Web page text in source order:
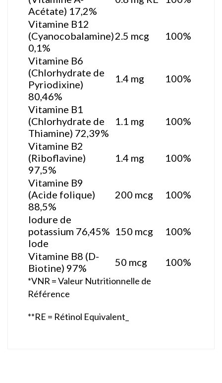
Acétate) 17,2%
Vitamine B12
(Cyanocobalamine)
0,1%
2.5 mcg 100%
Vitamine B6
(Chlorhydrate de
Pyriodixine)
80,46%
1.4 mg 100%
Vitamine B1
(Chlorhydrate de
Thiamine) 72,39%
1.1 mg 100%
Vitamine B2
(Riboflavine)
97,5%
1.4 mg 100%
Vitamine B9
(Acide folique)
88,5%
200 mcg 100%
Iodure de
potassium 76,45%
Iode
150 mcg 100%
Vitamine B8 (D-
Biotine) 97%
50 mcg 100%
*VNR = Valeur Nutritionnelle de
Référence
**RE = Rétinol Equivalent_